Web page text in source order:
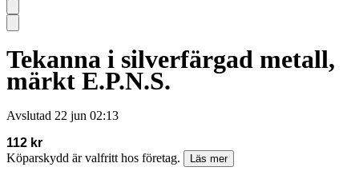
Tekanna i silverfärgad metall,
märkt E.P.N.S.
Avslutad 22 jun 02:13
112 kr
Köparskydd är valfritt hos företag.
Läs mer